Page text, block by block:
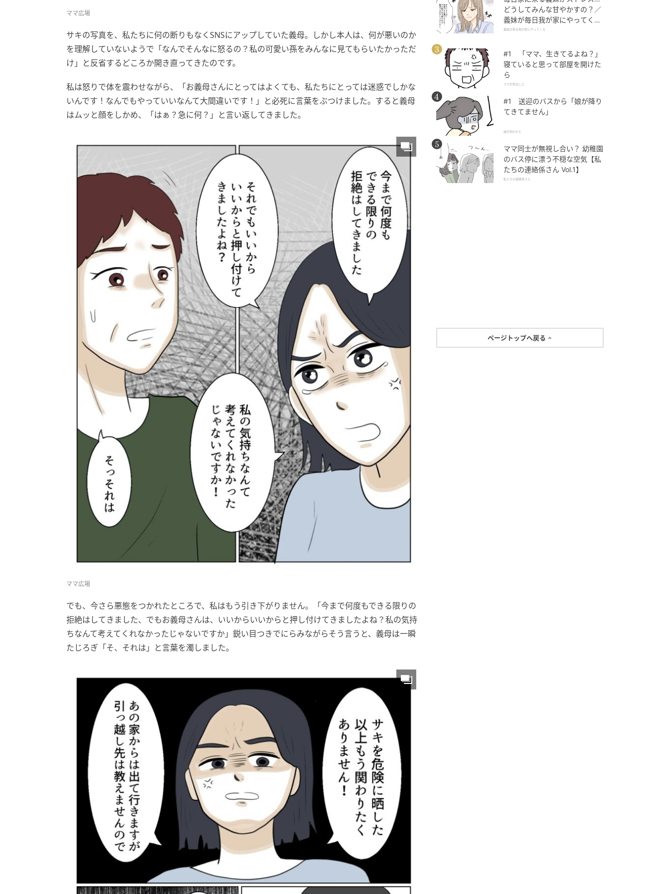
ママ広場
サキの写真を、私たちに何の断りもなくSNSにアップしていた義母。しかし本人は、何が悪いのか
を理解していないようで「なんでそんなに怒るの？私の可愛い孫をみんなに見てもらいたかっただ
け」と反省するどころか開き直ってきたのです。
私は怒りで体を震わせながら、「お義母さんにとってはよくても、私たちにとっては迷惑でしかな
いんです！なんでもやっていいなんて大間違いです！」と必死に言葉をぶつけました。すると義母
はムッと顔をしかめ、「はぁ？急に何？」と言い返してきました。
ママ広場
でも、今さら悪態をつかれたところで、私はもう引き下がりません。「今まで何度もできる限りの
拒絶はしてきました、でもお義母さんは、いいからいいからと押し付けてきましたよね？私の気持
ちなんて考えてくれなかったじゃないですか」鋭い目つきでにらみながらそう言うと、義母は一瞬
たじろぎ「そ、それは」と言葉を濁しました。
どうしてみんな甘やかすの？／
義妹が毎日我が家にやってくる
（1）【義父母がシンドイんで
義妹が毎日我が家にやってくる
#1 「ママ、生きてるよね？」
寝ていると思って部屋を開けた
ら
ママが家出した
#1 送迎のバスから「娘が降り
てきてません」
娘が拐われた
ママ同士が無視し合い？ 幼稚園
のバス停に漂う不穏な空気【私
たちの連絡係さん Vol.1】
私たちの連絡係さん
ページトップへ戻る